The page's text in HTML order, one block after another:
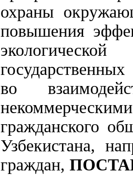
охраны
повышения
во
гражданского
Узбекистана,
граждан,